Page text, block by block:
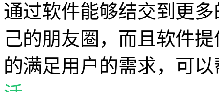
通过软件能够结交到更
己的朋友圈，而且软件
的满足用户的需求，可